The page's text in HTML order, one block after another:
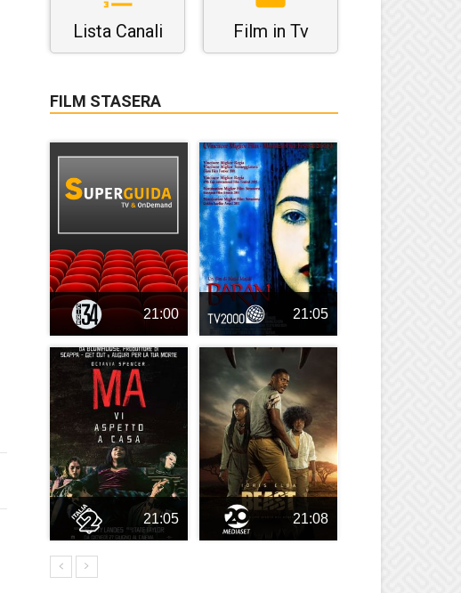
Lista Canali Film in Tv
FILM STASERA
21:00 21:05
21:05 21:08